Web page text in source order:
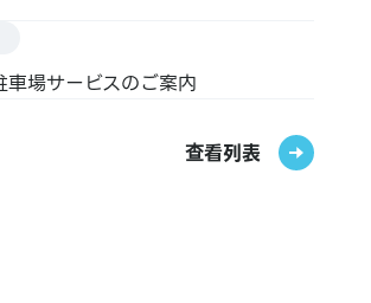
場サービスのご案内
查看列表